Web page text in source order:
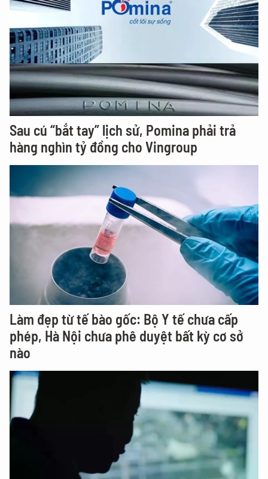
Sau cú “bắt tay” lịch sử, Pomina phải trả
hàng nghìn tỷ đồng cho Vingroup
Làm đẹp từ tế bào gốc: Bộ Y tế chưa cấp
phép, Hà Nội chưa phê duyệt bất kỳ cơ sở
nào